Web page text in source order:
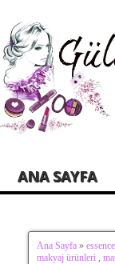
ANA SAYFA
Ana Sayfa » essence
makyaj ürünleri ,